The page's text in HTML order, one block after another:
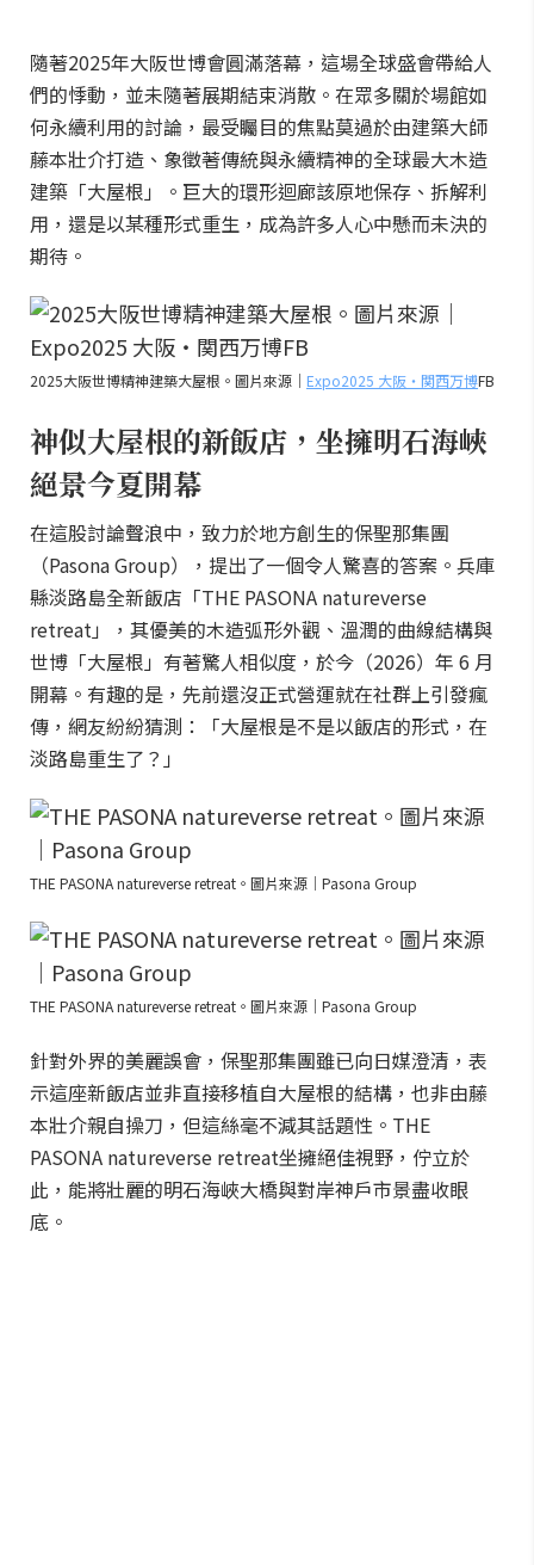
隨著2025年大阪世博會圓滿落幕，這場全球盛會帶給人
們的悸動，並未隨著展期結束消散。在眾多關於場館如
何永續利用的討論，最受矚目的焦點莫過於由建築大師
藤本壯介打造、象徵著傳統與永續精神的全球最大木造
建築「大屋根」。巨大的環形迴廊該原地保存、拆解利
用，還是以某種形式重生，成為許多人心中懸而未決的
期待。
2025大阪世博精神建築大屋根。圖片來源｜ Expo2025 大阪・関西万博FB
神似大屋根的新飯店，坐擁明石海峽
絕景今夏開幕
在這股討論聲浪中，致力於地方創生的保聖那集團
（Pasona Group），提出了一個令人驚喜的答案。兵庫
縣淡路島全新飯店「THE PASONA natureverse
retreat」，其優美的木造弧形外觀、溫潤的曲線結構與
世博「大屋根」有著驚人相似度，於今（2026）年 6 月
開幕。有趣的是，先前還沒正式營運就在社群上引發瘋
傳，網友紛紛猜測：「大屋根是不是以飯店的形式，在
淡路島重生了？」
THE PASONA natureverse retreat。圖片來源｜Pasona Group
THE PASONA natureverse retreat。圖片來源｜Pasona Group
針對外界的美麗誤會，保聖那集團雖已向日媒澄清，表
示這座新飯店並非直接移植自大屋根的結構，也非由藤
本壯介親自操刀，但這絲毫不減其話題性。THE
PASONA natureverse retreat坐擁絕佳視野，佇立於
此，能將壯麗的明石海峽大橋與對岸神戶市景盡收眼
底。